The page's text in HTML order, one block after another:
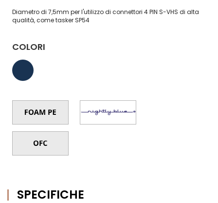
Diametro di 7,5mm per l'utilizzo di connettori 4 PIN S-VHS di alta
qualità, come tasker SP54
COLORI
SPECIFICHE